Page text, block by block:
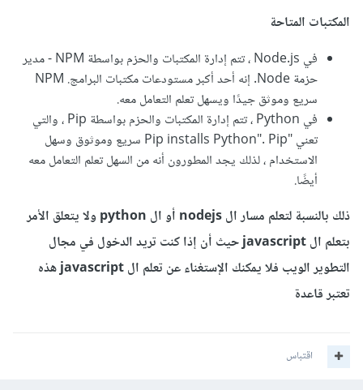
المكتبات المتاحة
في Node.js ، تتم إدارة المكتبات والحزم بواسطة NPM - مدير
حزمة Node. إنه أحد أكبر مستودعات مكتبات البرامج. NPM
سريع وموثق جيدًا ويسهل تعلم التعامل معه.
في Python ، تتم إدارة المكتبات والحزم بواسطة Pip ، والتي
تعني "Pip installs Python". Pip سريع وموثوق وسهل
الاستخدام ، لذلك يجد المطورون أنه من السهل تعلم التعامل معه
أيضًا.
ذلك بالنسبة لتعلم مسار ال nodejs أو ال python ولا يتعلق الأمر
بتعلم ال javascript حيث أن إذا كنت تريد الدخول في مجال
التطوير الويب فلا يمكنك الإستغناء عن تعلم ال javascript هذه
تعتبر قاعدة
اقتباس